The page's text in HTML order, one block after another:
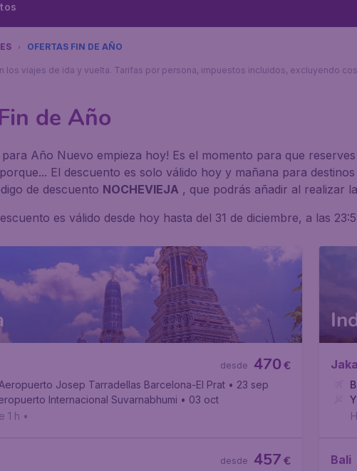
OFERTAS FIN DE AÑO
los viajes de ida y vuelta. Tarifas por persona, impuestos incluidos, excluyendo
de Año
para Año Nuevo empieza hoy! Es el momento para que
El descuento es solo válido hoy y mañana para
de descuento NOCHEVIEJA , que podrás añadir al realizar
es válido desde hoy hasta del 31 de diciembre, a las
€
470
desde
Josep Tarradellas Barcelona-El Prat • 23 sep
Internacional Suvarnabhumi • 03 oct
1 h •
€
457
desde Bali